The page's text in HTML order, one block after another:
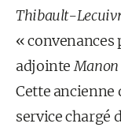
Thibault-
«
adjointe
Cette
service chargé